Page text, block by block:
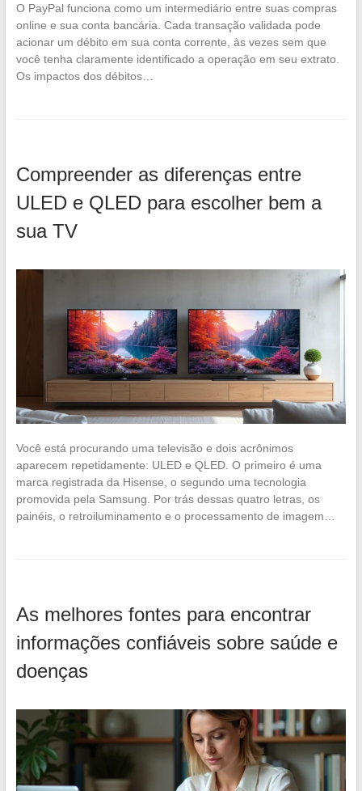
O PayPal funciona como um intermediário entre suas compras
online e sua conta bancária. Cada transação validada pode
acionar um débito em sua conta corrente, às vezes sem que
você tenha claramente identificado a operação em seu extrato.
Os impactos dos débitos…
Compreender as diferenças entre
ULED e QLED para escolher bem a
sua TV
Você está procurando uma televisão e dois acrônimos
aparecem repetidamente: ULED e QLED. O primeiro é uma
marca registrada da Hisense, o segundo uma tecnologia
promovida pela Samsung. Por trás dessas quatro letras, os
painéis, o retroiluminamento e o processamento de imagem…
As melhores fontes para encontrar
informações confiáveis sobre saúde e
doenças